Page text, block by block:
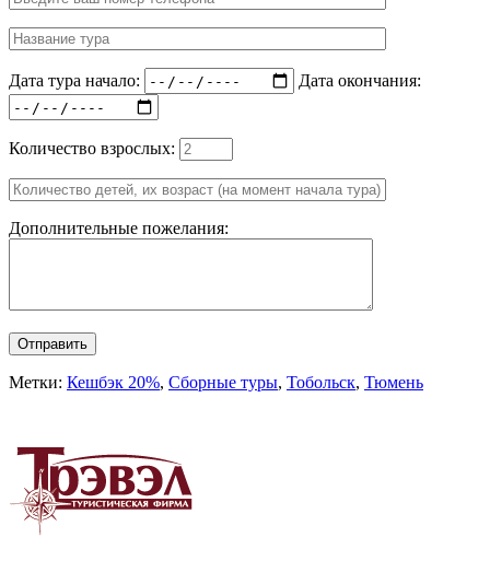
Дата тура начало: Дата окончания:
Количество взрослых:
Дополнительные пожелания:
Отправить
Метки: Кешбэк 20%, Сборные туры, Тобольск, Тюмень